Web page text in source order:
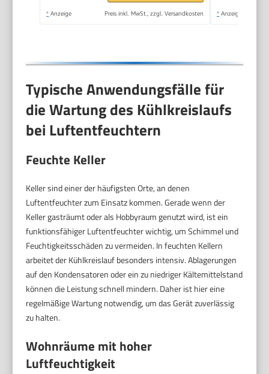
* Anzeige Preis inkl. MwSt., zzgl. Versandkosten * Anzeige
Typische Anwendungsfälle für
die Wartung des Kühlkreislaufs
bei Luftentfeuchtern
Feuchte Keller
Keller sind einer der häufigsten Orte, an denen
Luftentfeuchter zum Einsatz kommen. Gerade wenn der
Keller gasträumt oder als Hobbyraum genutzt wird, ist ein
funktionsfähiger Luftentfeuchter wichtig, um Schimmel und
Feuchtigkeitsschäden zu vermeiden. In feuchten Kellern
arbeitet der Kühlkreislauf besonders intensiv. Ablagerungen
auf den Kondensatoren oder ein zu niedriger Kältemittelstand
können die Leistung schnell mindern. Daher ist hier eine
regelmäßige Wartung notwendig, um das Gerät zuverlässig
zu halten.
Wohnräume mit hoher
Luftfeuchtigkeit